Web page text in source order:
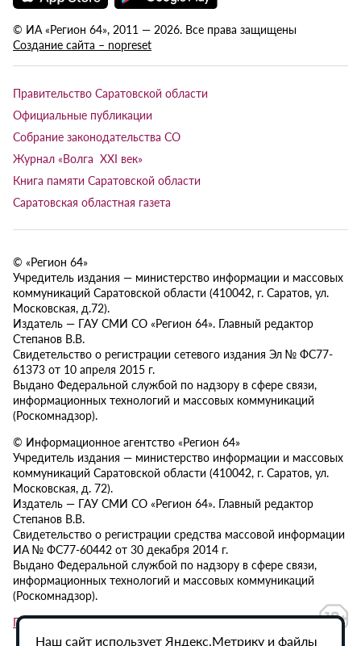
© ИА «Регион 64», 2011 — 2026. Все права защищены
Создание сайта – nopreset
Правительство Саратовской области
Официальные публикации
Собрание законодательства СО
Журнал «Волга XXI век»
Книга памяти Саратовской области
Саратовская областная газета
© «Регион 64»
Учредитель издания — министерство информации и массовых
коммуникаций Саратовской области (410042, г. Саратов, ул.
Московская, д.72).
Издатель — ГАУ СМИ СО «Регион 64». Главный редактор
Степанов В.В.
Свидетельство о регистрации сетевого издания Эл № ФС77-
61373 от 10 апреля 2015 г.
Выдано Федеральной службой по надзору в сфере связи,
информационных технологий и массовых коммуникаций
(Роскомнадзор).
© Информационное агентство «Регион 64»
Учредитель издания — министерство информации и массовых
коммуникаций Саратовской области (410042, г. Саратов, ул.
Московская, д. 72).
Издатель — ГАУ СМИ СО «Регион 64». Главный редактор
Степанов В.В.
Свидетельство о регистрации средства массовой информации
ИА № ФС77-60442 от 30 декабря 2014 г.
Выдано Федеральной службой по надзору в сфере связи,
информационных технологий и массовых коммуникаций
(Роскомнадзор).
Политика в отношении обработки персональных данных
Наш сайт использует Яндекс.Метрику и файлы